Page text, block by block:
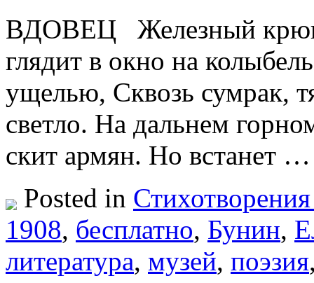
ВДОВЕЦ Железный крюк
глядит в окно на
ущелью, Сквозь сумрак,
светло. На дальнем
скит армян. Но встанет
Posted in
1908, бесплатно, Бунин,
литература, музей, поэзия